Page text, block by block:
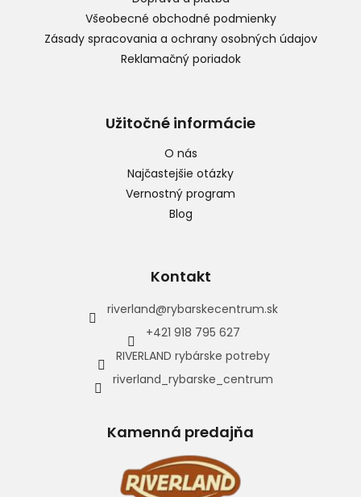
Všeobecné obchodné podmienky
Zásady spracovania a ochrany osobných údajov
Reklamačný poriadok
Užitočné informácie
O nás
Najčastejšie otázky
Vernostný program
Blog
Kontakt
riverland@rybarskecentrum.sk
+421 918 795 627
RIVERLAND rybárske potreby
riverland_rybarske_centrum
Kamenná predajňa